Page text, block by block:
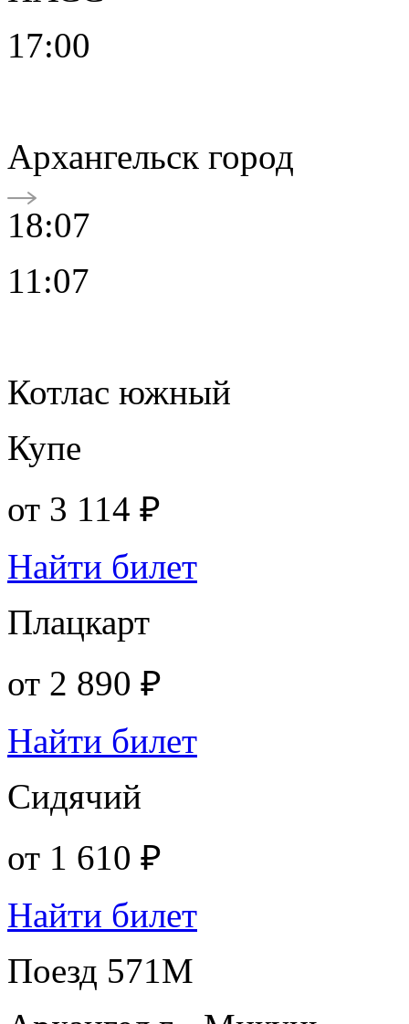
17:00
Архангельск город
18:07
11:07
Котлас южный
Купе
от 3 114 ₽
Найти билет
Плацкарт
от 2 890 ₽
Найти билет
Сидячий
от 1 610 ₽
Найти билет
Поезд 571М